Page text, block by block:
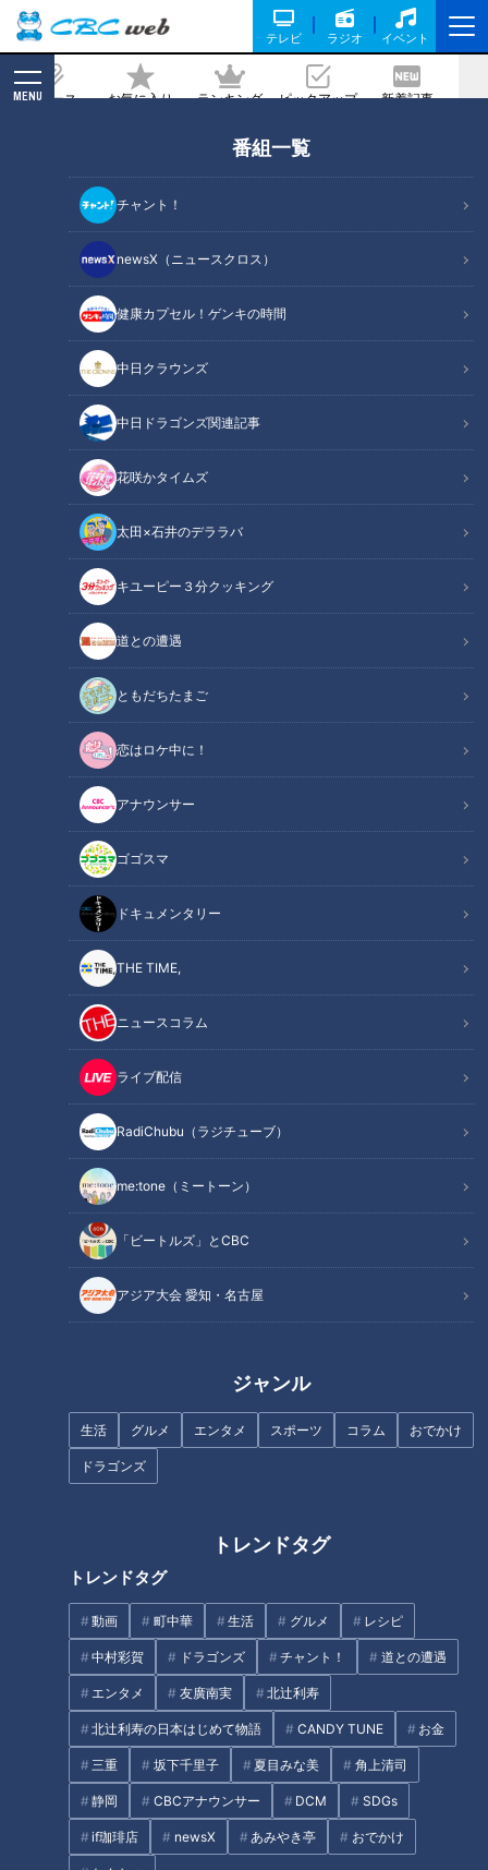
テレビ ラジオ イベント
ニュース お気に入り ランキング ピックアップ 新着記事
MENU
番組一覧
チャント！
newsX（ニュースクロス）
健康カプセル！ゲンキの時間
中日クラウンズ
中日ドラゴンズ関連記事
花咲かタイムズ
太田×石井のデララバ
キユーピー３分クッキング
道との遭遇
ともだちたまご
恋はロケ中に！
アナウンサー
ゴゴスマ
ドキュメンタリー
THE TIME,
ニュースコラム
ライブ配信
RadiChubu（ラジチューブ）
me:tone（ミートーン）
「ビートルズ」とCBC
アジア大会 愛知・名古屋
ジャンル
生活 グルメ エンタメ スポーツ コラム おでかけ
ドラゴンズ
トレンドタグ
トレンドタグ
動画 町中華 生活 グルメ レシピ
中村彩賀 ドラゴンズ チャント！ 道との遭遇
エンタメ 友廣南実 北辻利寿
北辻利寿の日本はじめて物語 CANDY TUNE お金
三重 坂下千里子 夏目みな美 角上清司
静岡 CBCアナウンサー DCM SDGs
if珈琲店 newsX あみやき亭 おでかけ
る東海地方の桜絶景スポット
2024/04/02 17:00
CBCテレビ『花咲かタイムズ』うなずキング
花咲かタイムズ
うなずキング
桜シーズンに突入し、東海地方でも桜が咲き始めました。そこ
で、数ある桜の名所から気象予報士の目線で桜を100倍楽しむ
スポットを厳選！イチオシの絶景桜スポットをご紹介します。
まるで雲海！見下ろす桜が絶景「御津山園地」
芝生でお花見！大パノラマで絶景「八ツ面山公園」
夕日に染まる桜が美しい「西浦園地」
名古屋市内で桜を見るならここ！桜の名所「山崎川」
オススメ関連コンテンツ
まるで雲海！見下ろす桜が絶景「御津山園地」
CBCテレビ『花咲かタイムズ』うなずキング
標高94メートルの小高い山にある愛知県豊川市の「御津山
（みとやま）園地」には、約150本のソメイヨシノが咲き誇り
めるのがポイント。山頂の展望台から見下ろす桜は、まるで雲
海のよう。満開になると眼下に桜が広がり、360度ピンク色の
雲海が楽しめます。近くにある、創業100年以上の老舗和菓子
店「三河屋製菓」の期間限定グルメ「さくらもち」（150円）
や「花見だんご」（130円）をテイクアウトして、桜を見なが
ら味わうのもオススメです。
芝生でお花見！大パノラマで絶景「八ツ面山公
園」